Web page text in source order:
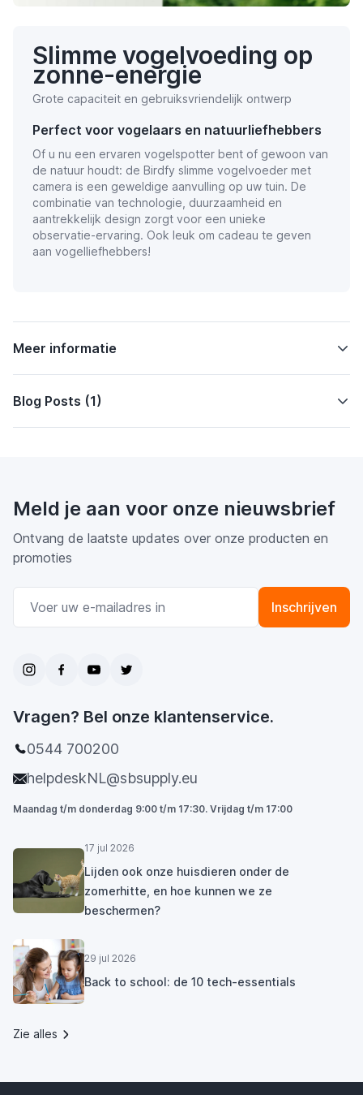
Slimme vogelvoeding op
zonne-energie
Grote capaciteit en gebruiksvriendelijk ontwerp
Perfect voor vogelaars en natuurliefhebbers
Of u nu een ervaren vogelspotter bent of gewoon van
de natuur houdt: de Birdfy slimme vogelvoeder met
camera is een geweldige aanvulling op uw tuin. De
combinatie van technologie, duurzaamheid en
aantrekkelijk design zorgt voor een unieke
observatie-ervaring. Ook leuk om cadeau te geven
aan vogelliefhebbers!
Meer informatie
Blog Posts (1)
Meld je aan voor onze nieuwsbrief
Ontvang de laatste updates over onze producten en
promoties
Inschrijven
Vragen? Bel onze klantenservice.
0544 700200
helpdeskNL@sbsupply.eu
Maandag t/m donderdag 9:00 t/m 17:30. Vrijdag t/m 17:00
17 jul 2026
Lijden ook onze huisdieren onder de
zomerhitte, en hoe kunnen we ze
beschermen?
29 jul 2026
Back to school: de 10 tech-essentials
Zie alles